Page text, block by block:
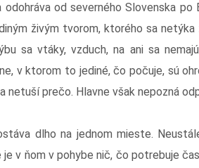
od severného Slovenska po
živým tvorom, ktorého sa
sa vtáky, vzduch, na ani sa
v ktorom to jediné, čo počuje, sú
netuší prečo. Hlavne však nepozná
dlho na jednom mieste.
v ňom v pohybe nič, čo potrebuje